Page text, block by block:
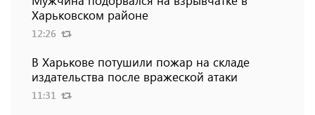
Харьковском районе
12:26
В Харькове потушили пожар на складе
издательства после вражеской атаки
11:31